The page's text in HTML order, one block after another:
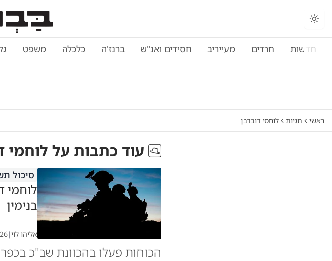
חדשות חרדים מעייריב חסידים ואנ"ש ברנז'ה כלכלה משפט
ראשי תגיות לוחמי דובדבן
עוד כתבות על לוחמי
סיכול
לוחמי
בנימין
אליהו לוי|
הכוחות פעלו בהכוונת שב"כ